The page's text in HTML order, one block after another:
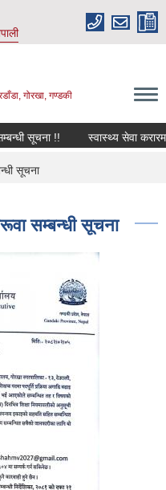
गोरखा, गण्डकी
सूचना !! स्वास्थ्य सेवा
सूचना
सम्बन्धी सूचना